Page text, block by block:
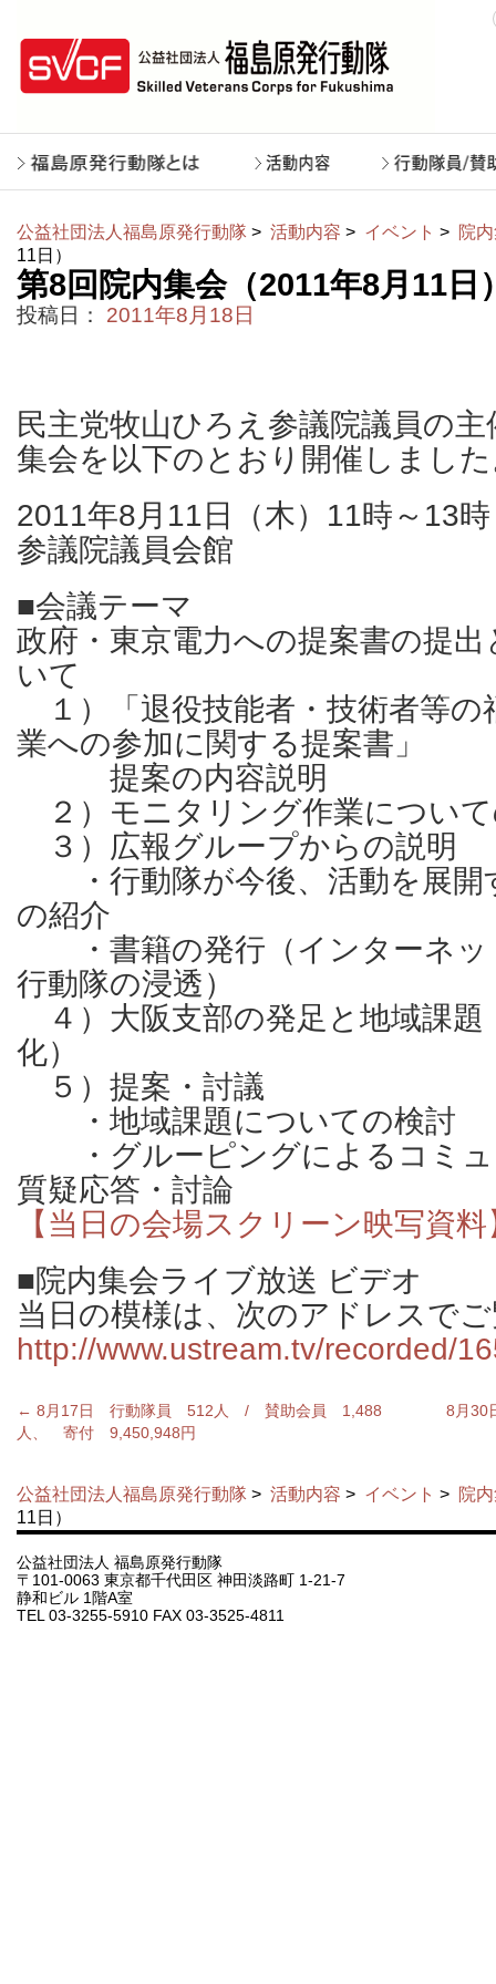
公益社団法人福島原発行動隊 > 活動内容 > イベント > 院
11日）
第8回院内集会（2011年8月11日
投稿日： 2011年8月18日
民主党牧山ひろえ参議院議員の
集会を以下のとおり開催しまし
2011年8月11日（木）11時～13時
参議院議員会館
■会議テーマ
政府・東京電力への提案書の提
いて
１）「退役技能者・技術者等の
業への参加に関する提案書」
提案の内容説明
２）モニタリング作業につい
３）広報グループからの説明
・行動隊が今後、活動を展開
の紹介
・書籍の発行（インターネッ
行動隊の浸透）
４）大阪支部の発足と地域課題
化）
５）提案・討議
・地域課題についての検討
・グルーピングによるコミュ
質疑応答・討論
【当日の会場スクリーン映写資料
■院内集会ライブ放送 ビデオ
当日の模様は、次のアドレスで
http://www.ustream.tv/recorded/
← 8月17日 行動隊員 512人 / 賛助会員 1,488
人、 寄付 9,450,948円
8月30
公益社団法人福島原発行動隊 > 活動内容 > イベント > 院
11日）
公益社団法人 福島原発行動隊
〒101-0063 東京都千代田区 神田淡路町 1-21-7
静和ビル 1階A室
TEL 03-3255-5910 FAX 03-3525-4811